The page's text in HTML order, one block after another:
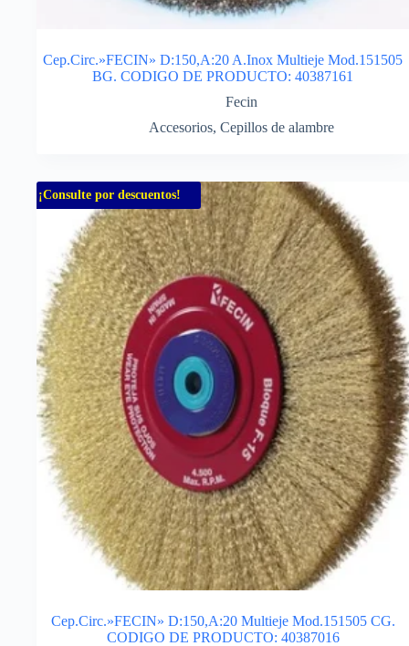
Cep.Circ.»FECIN» D:150,A:20 A.Inox Multieje Mod.151505
BG. CODIGO DE PRODUCTO: 40387161
Fecin
Accesorios, Cepillos de alambre
¡Consulte por descuentos!
Cep.Circ.»FECIN» D:150,A:20 Multieje Mod.151505 CG.
CODIGO DE PRODUCTO: 40387016